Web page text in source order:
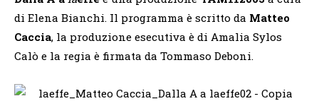
di Elena Bianchi. Il programma è scritto da Matteo
Caccia, la produzione esecutiva è di Amalia Sylos
Calò e la regia è firmata da Tommaso Deboni.